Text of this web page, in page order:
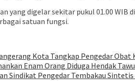
yang digelar sekitar pukul 01.00
satuan fungsi.
Kota Tangkap Pengedar
Enam Orang Diduga Hendak
Sindikat Pengedar Tembakau